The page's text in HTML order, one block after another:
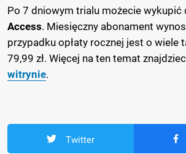
Po 7 dniowym trialu możecie wykupić
Access. Miesięczny abonament
przypadku opłaty rocznej jest o wiele
79,99 zł. Więcej na ten temat
witrynie.
Twitter